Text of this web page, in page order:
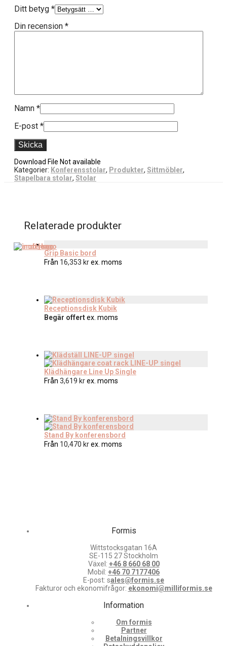
Ditt betyg *
Din recension *
Namn *
E-post *
Download File Not available
Kategorier: Konferensstolar, Produkter, Sittmöbler,
Stapelbara stolar, Stolar
Relaterade produkter
Grip Basic bord
Från 16,353 krex. moms
Receptionsdisk Kubik
Begär offertex. moms
Klädhängare Line Up Single
Från 3,619 krex. moms
Stand By konferensbord
Från 10,470 krex. moms
Formis
Wittstocksgatan 16A
SE-115 27 Stockholm
Växel: +46 8 660 68 00
Mobil: +46 70 7177406
E-post: sales@formis.se
Fakturor och ekonomifrågor: ekonomi@milliformis.se
Information
Om formis
Partner
Betalningsvillkor